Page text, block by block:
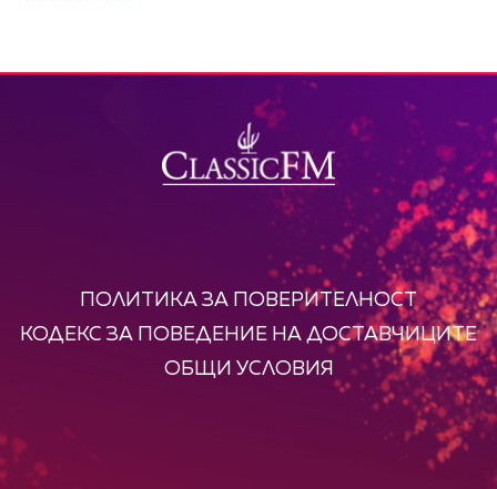
ПОЛИТИКА ЗА ПОВЕРИТЕЛНОСТ
КОДЕКС ЗА ПОВЕДЕНИЕ НА ДОСТАВЧИЦИТЕ
ОБЩИ УСЛОВИЯ